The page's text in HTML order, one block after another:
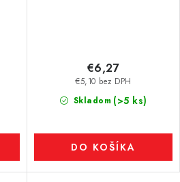
Skladom (>5 ks)
€5,10 bez DPH
€6,27
DO KOŠÍKA